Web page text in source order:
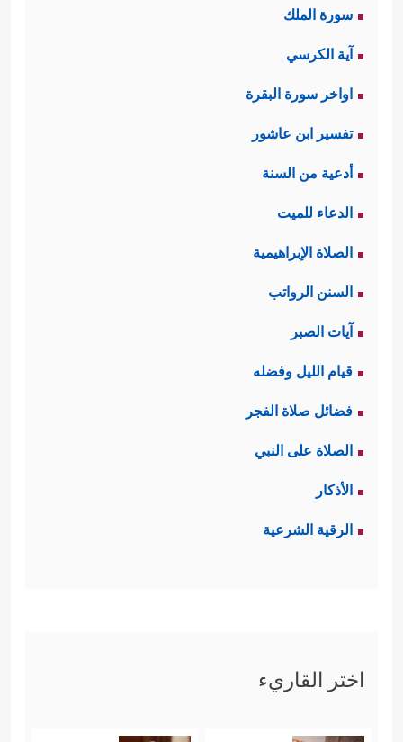
سورة الملك
آية الكرسي
اواخر سورة البقرة
تفسير ابن عاشور
أدعية من السنة
الدعاء للميت
الصلاة الإبراهيمية
السنن الرواتب
آيات الصبر
قيام الليل وفضله
فضائل صلاة الفجر
الصلاة على النبي
الأذكار
الرقية الشرعية
اختر القاريء